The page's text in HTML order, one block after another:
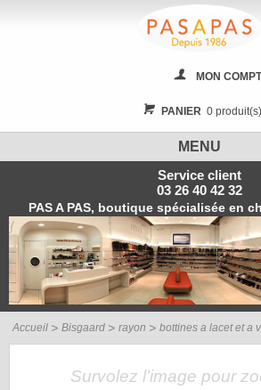
MON
PANIER0
MENU
Service client
03 26 40 42 32
PAS A PAS, boutique spécialisée en
Accueil Bisgaard rayon bottines a lacet et a
Survolez l’image pour